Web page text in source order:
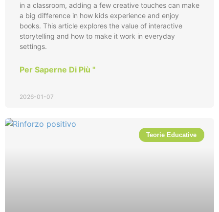
in a classroom, adding a few creative touches can make
a big difference in how kids experience and enjoy
books. This article explores the value of interactive
storytelling and how to make it work in everyday
settings.
Per Saperne Di Più "
2026-01-07
Teorie Educative